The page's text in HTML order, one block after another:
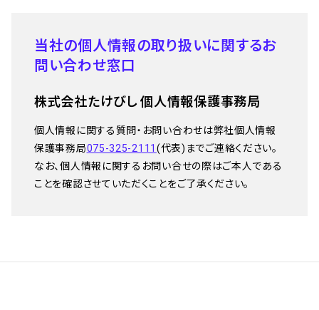
当社の個人情報の取り扱いに関するお
問い合わせ窓口
株式会社たけびし 個人情報保護事務局
個人情報に関する質問・お問い合わせは弊社個人情報
保護事務局075-325-2111 (代表)までご連絡ください。
なお、個人情報に関するお問い合せの際はご本人である
ことを確認させていただくことをご了承ください。